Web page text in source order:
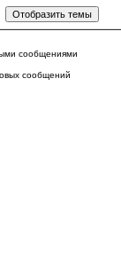
сообщениями
сообщений